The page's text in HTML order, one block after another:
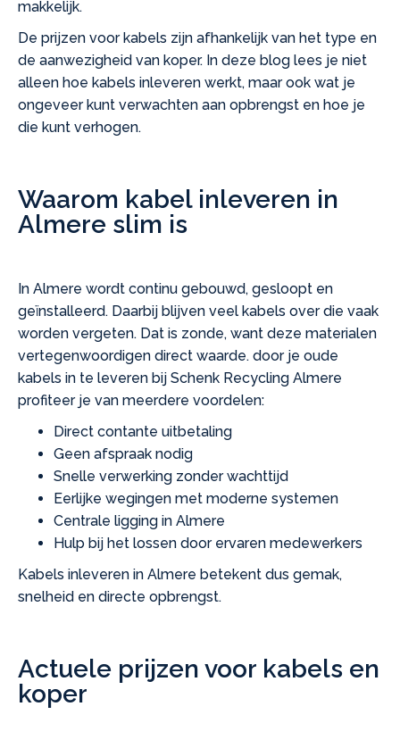
makkelijk.
De prijzen voor kabels zijn afhankelijk van het type en
de aanwezigheid van koper. In deze blog lees je niet
alleen hoe kabels inleveren werkt, maar ook wat je
ongeveer kunt verwachten aan opbrengst en hoe je
die kunt verhogen.
Waarom kabel inleveren in
Almere slim is
In Almere wordt continu gebouwd, gesloopt en
geïnstalleerd. Daarbij blijven veel kabels over die vaak
worden vergeten. Dat is zonde, want deze materialen
vertegenwoordigen direct waarde. door je oude
kabels in te leveren bij Schenk Recycling Almere
profiteer je van meerdere voordelen:
Direct contante uitbetaling
Geen afspraak nodig
Snelle verwerking zonder wachttijd
Eerlijke wegingen met moderne systemen
Centrale ligging in Almere
Hulp bij het lossen door ervaren medewerkers
Kabels inleveren in Almere betekent dus gemak,
snelheid en directe opbrengst.
Actuele prijzen voor kabels en
koper